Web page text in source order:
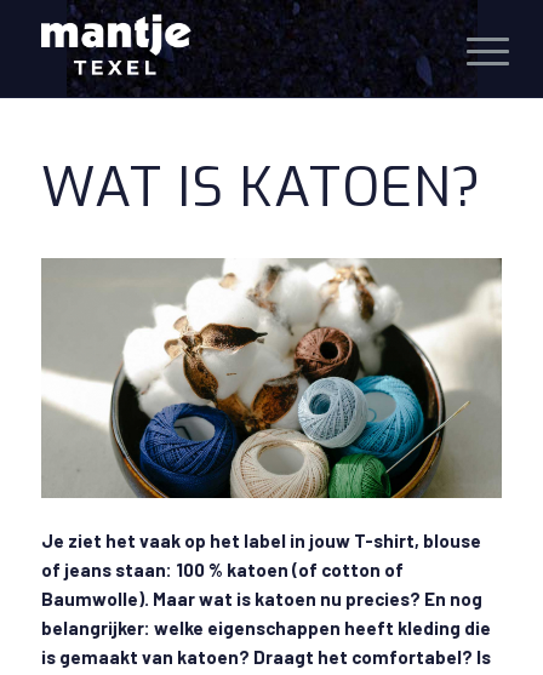
WAT IS KATOEN?
Je ziet het vaak op het label in jouw T-shirt, blouse
of jeans staan: 100 % katoen (of cotton of
Baumwolle). Maar wat is katoen nu precies? En nog
belangrijker: welke eigenschappen heeft kleding die
is gemaakt van katoen? Draagt het comfortabel? Is